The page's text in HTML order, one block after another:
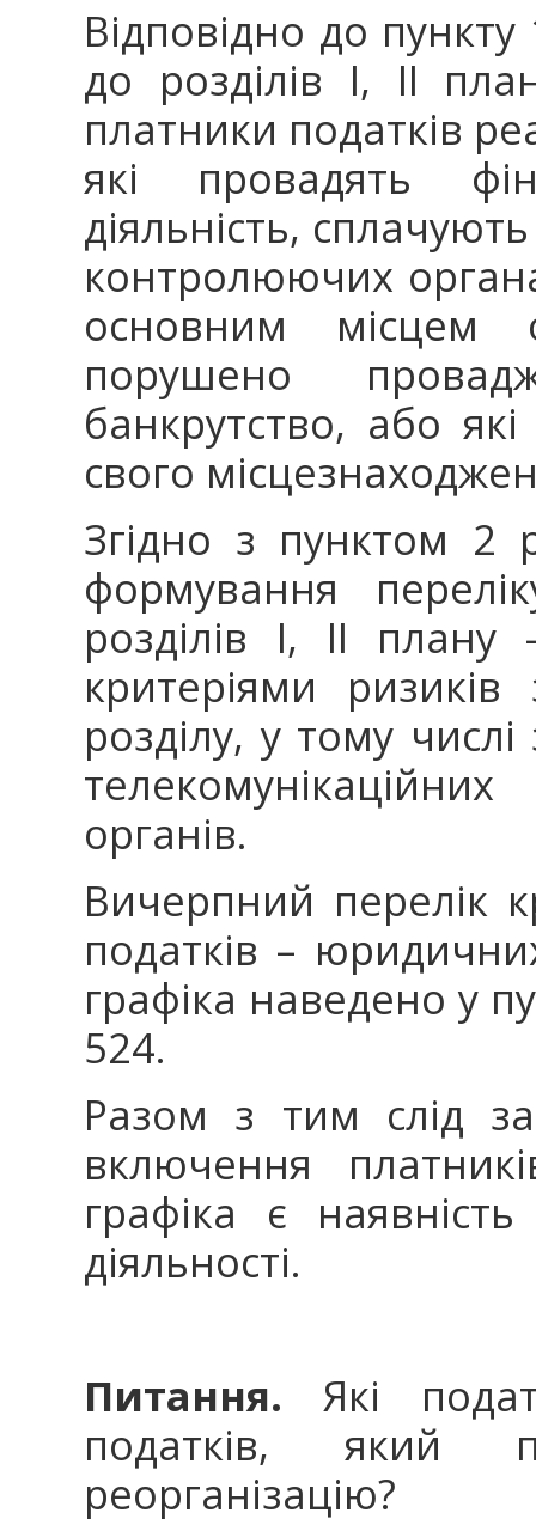
Відповідно до
до розділів I, II
платники податків
які провадять
діяльність,
контролюючих
основним місцем
порушено
банкрутство, або
свого
Згідно з пунктом 2
формування
розділів I, II плану
критеріями
розділу, у тому
органів.
Вичерпний перелік
податків –
графіка наведено у
524.
Разом з тим слід
включення
графіка є
діяльності.
Питання. Які
податків, який
реорганізацію?